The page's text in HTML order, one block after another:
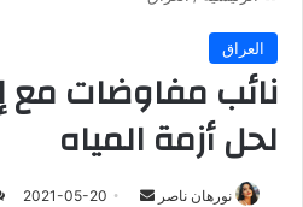
العراق
نائب مفاوضات مع
لحل أزمة المياه
نورهان ناصر
أرسل 2021-05-20